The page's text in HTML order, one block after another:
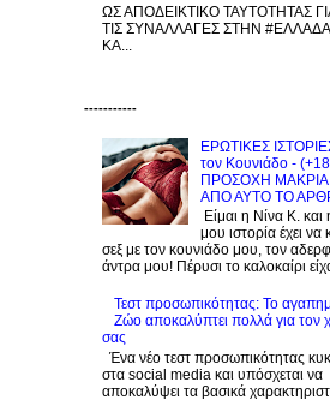
ΩΣ ΑΠΟΔΕΙΚΤΙΚΟ ΤΑΥΤΟΤΗΤΑΣ
ΤΙΣ ΣΥΝΑΛΛΑΓΕΣ ΣΤΗΝ
ΚΑ...
-----------
ΕΡΩΤΙΚΕΣ
τον Kουνιάδο -
ΠΡΟΣΟΧΗ ΜΑΚΡΙΑ
ΑΠΟ ΑΥΤΟ ΤΟ
Είμαι η Νίνα Κ. και
μου ιστορία έχει να
σεξ με τον κουνιάδο μου, τον
άντρα μου! Πέρυσι το καλοκαίρι
Τεστ προσωπικότητας: Το
Zώο αποκαλύπτει πολλά για τον
σας
Ένα νέο τεστ προσωπικότητας
στα social media και υπόσχεται να
αποκαλύψει τα βασικά